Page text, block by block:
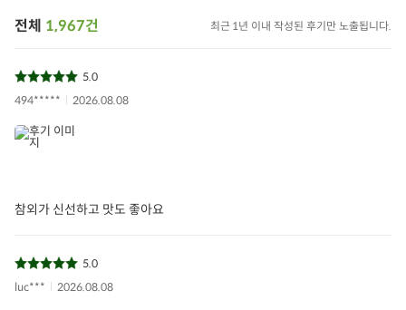
전체 1,967건 최근 1년 이내 작성된 후기만 노출됩니다.
5.0
494*****
2026.08.08
참외가 신선하고 맛도 좋아요
5.0
luc***
2026.08.08